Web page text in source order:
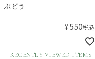
ぶどう
¥550税込
RECENTLY VIEWED ITEMS